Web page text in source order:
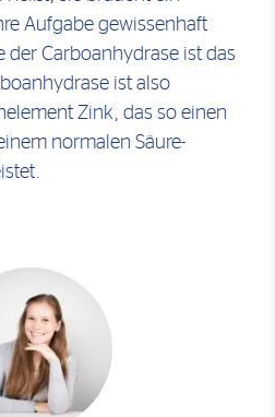
Aufgabe gewissenhaft
der Carboanhydrase ist das
ist also
Zink, das so einen
normalen Säure-